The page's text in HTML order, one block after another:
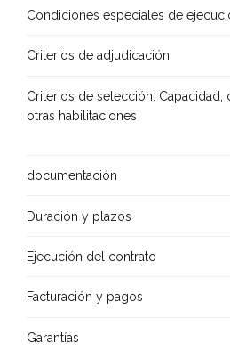
Condiciones especiales de
Criterios de adjudicación
Criterios de selección: Capacidad,
otras habilitaciones
documentación
Duración y plazos
Ejecución del contrato
Facturación y pagos
Garantías